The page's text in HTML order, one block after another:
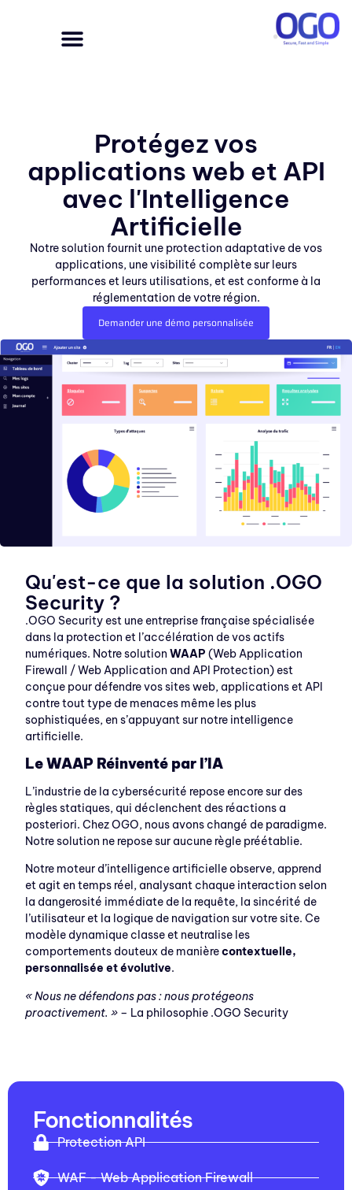
Protégez vos
applications web et API
avec l'Intelligence
Artificielle
Notre solution fournit une protection adaptative de vos
applications, une visibilité complète sur leurs
performances et leurs utilisations, et est conforme à la
réglementation de votre région.
Demander une démo personnalisée
Qu'est-ce que la solution .OGO
Security ?
.OGO Security est une entreprise française spécialisée
dans la protection et l’accélération de vos actifs
numériques. Notre solution WAAP (Web Application
Firewall / Web Application and API Protection) est
conçue pour défendre vos sites web, applications et API
contretout type de menaces même les plus
sophistiquées, en s’appuyant sur notre intelligence
artificielle.
Le WAAP Réinventé par l’IA
L’industrie de la cybersécurité repose encore sur des
règles statiques, qui déclenchent des réactions a
posteriori. Chez OGO, nous avons changé de paradigme.
Notre solution ne repose sur aucune règle préétablie.
Notre moteur d’intelligence artificielle observe, apprend
et agit en temps réel, analysant chaque interaction selon
la dangerosité immédiate de la requête, la sincérité de
l’utilisateur et la logique de navigation sur votre site. Ce
modèle dynamique classe et neutralise les
comportements douteux de manièrecontextuelle,
personnalisée et évolutive.
« Nous ne défendons pas : nous protégeons
proactivement. » – La philosophie .OGO Security
Fonctionnalités
Protection API
WAF - Web Application Firewall